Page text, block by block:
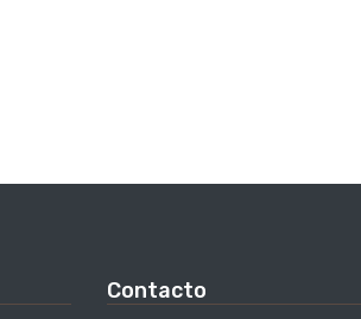
Contacto